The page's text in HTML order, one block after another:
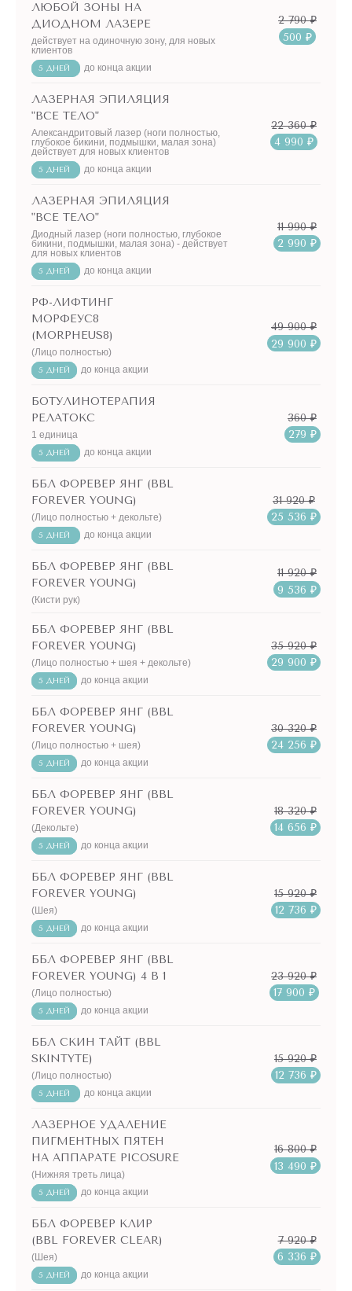
ЛЮБОЙ ЗОНЫ НА
ДИОДНОМ ЛАЗЕРЕ
действует на одиночную зону, для новых
клиентов
5 ДНЕЙ до конца акции
2 790 ₽
500 ₽
ЛАЗЕРНАЯ ЭПИЛЯЦИЯ
"ВСЕ ТЕЛО"
Александритовый лазер (ноги полностью,
глубокое бикини, подмышки, малая зона)
действует для новых клиентов
5 ДНЕЙ до конца акции
22 360 ₽
4 990 ₽
ЛАЗЕРНАЯ ЭПИЛЯЦИЯ
"ВСЕ ТЕЛО"
Диодный лазер (ноги полностью, глубокое
бикини, подмышки, малая зона) - действует
для новых клиентов
5 ДНЕЙ до конца акции
11 990 ₽
2 990 ₽
РФ-ЛИФТИНГ
МОРФЕУС8
(MORPHEUS8)
(Лицо полностью)
5 ДНЕЙ до конца акции
49 900 ₽
29 900 ₽
БОТУЛИНОТЕРАПИЯ
РЕЛАТОКС
1 единица
5 ДНЕЙ до конца акции
360 ₽
279 ₽
ББЛ ФОРЕВЕР ЯНГ (BBL
FOREVER YOUNG)
(Лицо полностью + декольте)
5 ДНЕЙ до конца акции
31 920 ₽
25 536 ₽
ББЛ ФОРЕВЕР ЯНГ (BBL
FOREVER YOUNG)
(Кисти рук)
11 920 ₽
9 536 ₽
ББЛ ФОРЕВЕР ЯНГ (BBL
FOREVER YOUNG)
(Лицо полностью + шея + декольте)
5 ДНЕЙ до конца акции
35 920 ₽
29 900 ₽
ББЛ ФОРЕВЕР ЯНГ (BBL
FOREVER YOUNG)
(Лицо полностью + шея)
5 ДНЕЙ до конца акции
30 320 ₽
24 256 ₽
ББЛ ФОРЕВЕР ЯНГ (BBL
FOREVER YOUNG)
(Декольте)
5 ДНЕЙ до конца акции
18 320 ₽
14 656 ₽
ББЛ ФОРЕВЕР ЯНГ (BBL
FOREVER YOUNG)
(Шея)
5 ДНЕЙ до конца акции
15 920 ₽
12 736 ₽
ББЛ ФОРЕВЕР ЯНГ (BBL
FOREVER YOUNG) 4 В 1
(Лицо полностью)
5 ДНЕЙ до конца акции
23 920 ₽
17 900 ₽
ББЛ СКИН ТАЙТ (BBL
SKINTYTE)
(Лицо полностью)
5 ДНЕЙ до конца акции
15 920 ₽
12 736 ₽
ЛАЗЕРНОЕ УДАЛЕНИЕ
ПИГМЕНТНЫХ ПЯТЕН
НА АППАРАТЕ PICOSURE
(Нижняя треть лица)
5 ДНЕЙ до конца акции
16 800 ₽
13 490 ₽
ББЛ ФОРЕВЕР КЛИР
(BBL FOREVER CLEAR)
(Шея)
5 ДНЕЙ до конца акции
7 920 ₽
6 336 ₽